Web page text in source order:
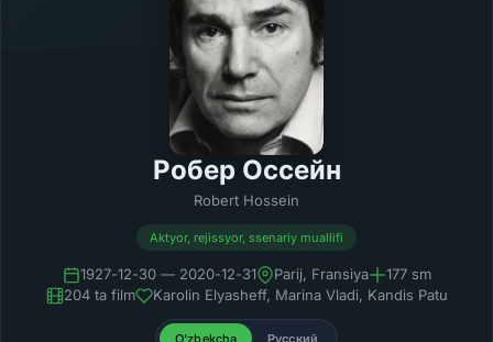
Робер Оссейн
Robert Hossein
Aktyor, rejissyor, ssenariy muallifi
1927-12-30 — 2020-12-31 Parij, Fransiya
177 sm
204 ta film
Karolin Elyasheff, Marina Vladi, Kandis Patu
O'zbekcha Русский